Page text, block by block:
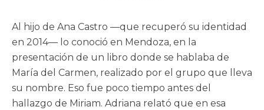
Al hijo de Ana Castro —que recuperó su identidad
en 2014— lo conoció en Mendoza, en la
presentación de un libro donde se hablaba de
María del Carmen, realizado por el grupo que lleva
su nombre. Eso fue poco tiempo antes del
hallazgo de Miriam. Adriana relató que en esa